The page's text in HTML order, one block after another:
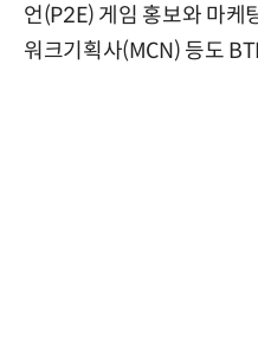
언(P2E) 게임 홍보와 마케
워크기획사(MCN) 등도